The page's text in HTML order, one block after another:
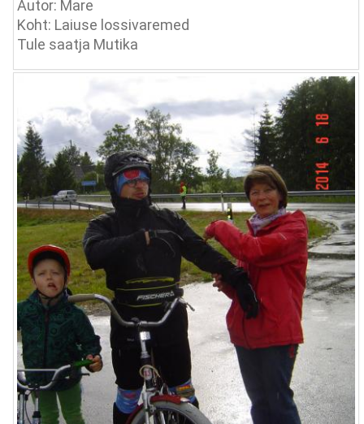
Autor: Mare
Koht: Laiuse lossivaremed
Tule saatja Mutika